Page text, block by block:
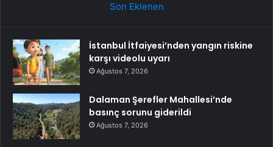
Son Eklenen
İstanbul İtfaiyesi’nden yangın riskine
karşı videolu uyarı
Ağustos 7, 2026
Dalaman Şerefler Mahallesi’nde
basınç sorunu giderildi
Ağustos 7, 2026